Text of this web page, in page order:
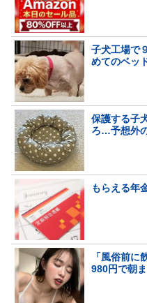
子犬工場で
めてのベッ
保護する子
ろ…予想外
もらえる年
「風俗前に
980円で朝